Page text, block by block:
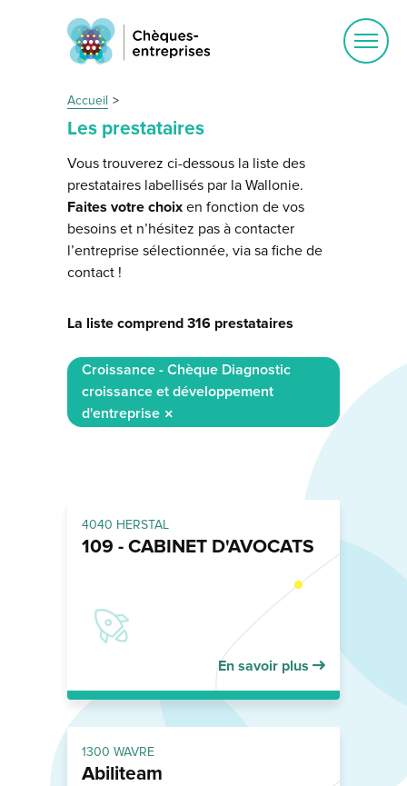
Accueil
Les prestataires
Vous trouverez ci-dessous la liste des
prestataires labellisés par la Wallonie.
Faites votre choix en fonction de vos
besoins et n’hésitez pas à contacter
l’entreprise sélectionnée, via sa fiche de
contact !
La liste comprend 316 prestataires
Croissance - Chèque Diagnostic
croissance et développement
d'entreprise
4040 HERSTAL
109 - CABINET D'AVOCATS
En savoir plus
1300 WAVRE
Abiliteam
Ouvrir
le